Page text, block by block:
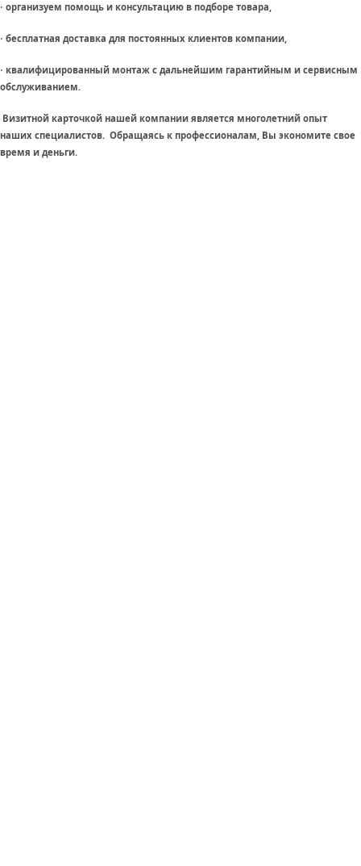
· организуем помощь и консультацию в подборе товара,
· бесплатная доставка для постоянных клиентов компании,
· квалифицированный монтаж с дальнейшим гарантийным и сервисным
обслуживанием.
Визитной карточкой нашей компании является многолетний опыт
наших специалистов. Обращаясь к профессионалам, Вы экономите свое
время и деньги.